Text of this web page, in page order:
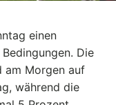
einen
Die
am Morgen auf
während die